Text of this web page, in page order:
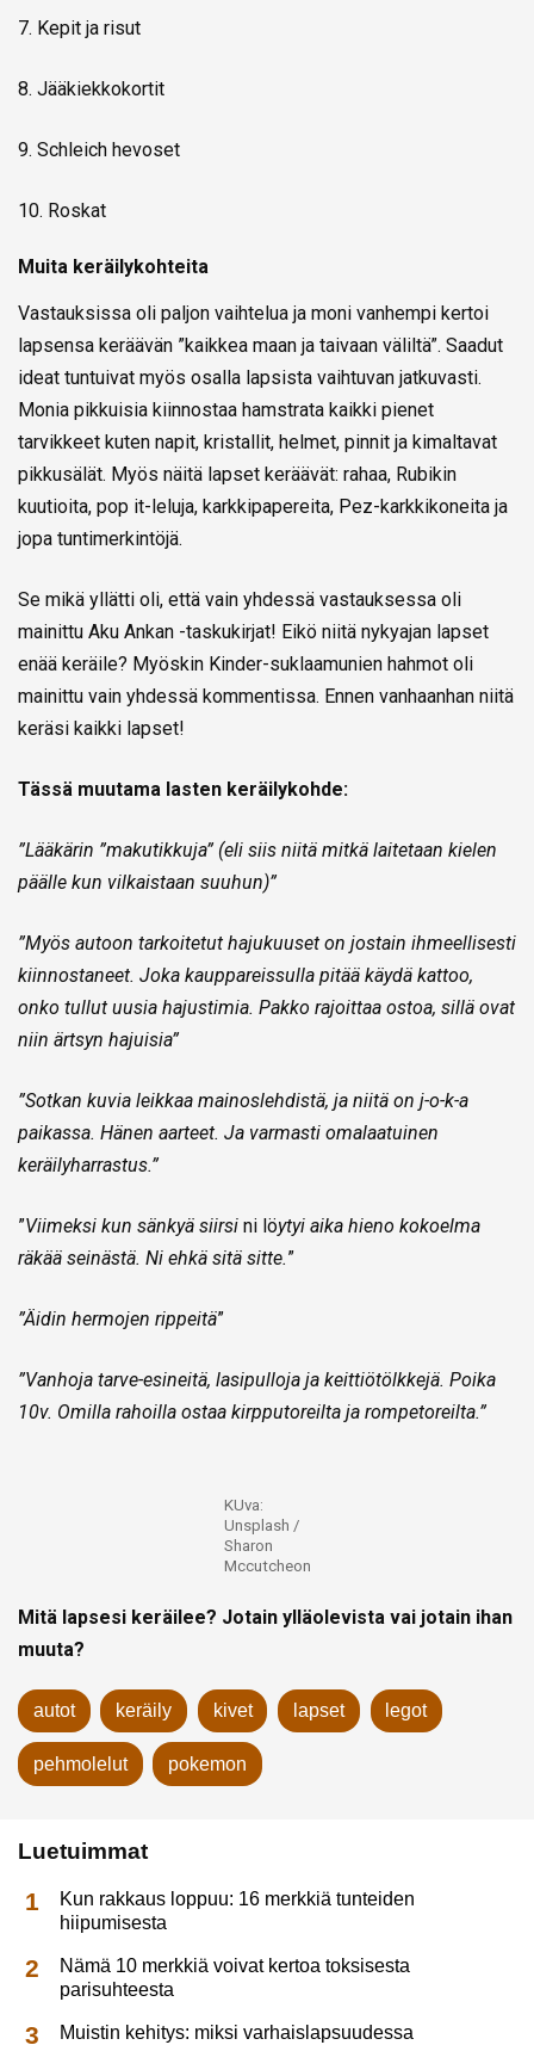
7. Kepit ja risut
8. Jääkiekkokortit
9. Schleich hevoset
10. Roskat
Muita keräilykohteita
Vastauksissa oli paljon vaihtelua ja moni vanhempi kertoi
lapsensa keräävän ”kaikkea maan ja taivaan väliltä”. Saadut
ideat tuntuivat myös osalla lapsista vaihtuvan jatkuvasti.
Monia pikkuisia kiinnostaa hamstrata kaikki pienet
tarvikkeet kuten napit, kristallit, helmet, pinnit ja kimaltavat
pikkusälät. Myös näitä lapset keräävät: rahaa, Rubikin
kuutioita, pop it-leluja, karkkipapereita, Pez-karkkikoneita ja
jopa tuntimerkintöjä.
Se mikä yllätti oli, että vain yhdessä vastauksessa oli
mainittu Aku Ankan -taskukirjat! Eikö niitä nykyajan lapset
enää keräile? Myöskin Kinder-suklaamunien hahmot oli
mainittu vain yhdessä kommentissa. Ennen vanhaanhan niitä
keräsi kaikki lapset!
Tässä muutama lasten keräilykohde:
”Lääkärin ”makutikkuja” (eli siis niitä mitkä laitetaan kielen
päälle kun vilkaistaan suuhun)”
”Myös autoon tarkoitetut hajukuuset on jostain ihmeellisesti
kiinnostaneet. Joka kauppareissulla pitää käydä kattoo,
onko tullut uusia hajustimia. Pakko rajoittaa ostoa, sillä ovat
niin ärtsyn hajuisia”
”Sotkan kuvia leikkaa mainoslehdistä, ja niitä on j-o-k-a
paikassa. Hänen aarteet. Ja varmasti omalaatuinen
keräilyharrastus.”
”Viimeksi kun sänkyä siirsi ni löytyi aika hieno kokoelma
räkää seinästä. Ni ehkä sitä sitte.”
”Äidin hermojen rippeitä”
”Vanhoja tarve-esineitä, lasipulloja ja keittiötölkkejä. Poika
10v. Omilla rahoilla ostaa kirpputoreilta ja rompetoreilta.”
KUva:
Unsplash /
Sharon
Mccutcheon
Mitä lapsesi keräilee? Jotain ylläolevista vai jotain ihan
muuta?
autot keräily kivet lapset legot
pehmolelut pokemon
Luetuimmat
Kun rakkaus loppuu: 16 merkkiä tunteiden
hiipumisesta
Nämä 10 merkkiä voivat kertoa toksisesta
parisuhteesta
Muistin kehitys: miksi varhaislapsuudessa